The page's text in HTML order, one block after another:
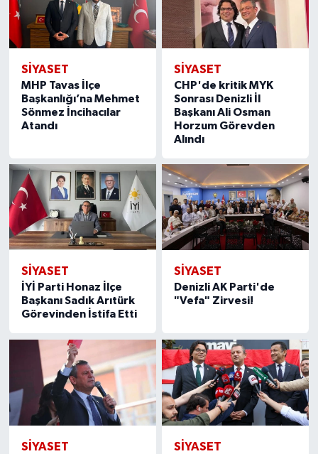
SİYASET
MHP Tavas İlçe
Başkanlığı’na Mehmet
Sönmez İncihacılar
Atandı
SİYASET
CHP'de kritik MYK
Sonrası Denizli İl
Başkanı Ali Osman
Horzum Görevden
Alındı
SİYASET
İYİ Parti Honaz İlçe
Başkanı Sadık Arıtürk
Görevinden İstifa Etti
SİYASET
Denizli AK Parti'de
"Vefa" Zirvesi!
SİYASET SİYASET